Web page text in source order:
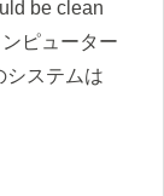
be clean
ピューター
システムは